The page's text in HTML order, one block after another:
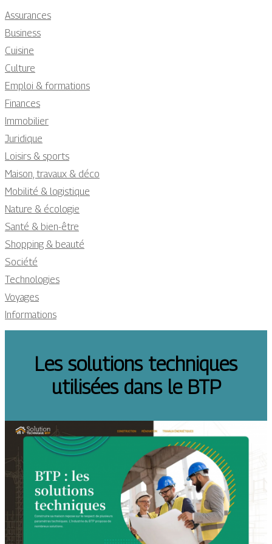
Assurances
Business
Cuisine
Culture
Emploi & formations
Finances
Immobilier
Juridique
Loisirs & sports
Maison, travaux & déco
Mobilité & logistique
Nature & écologie
Santé & bien-être
Shopping & beauté
Société
Technologies
Voyages
Informations
Les solutions techniques
utilisées dans le BTP